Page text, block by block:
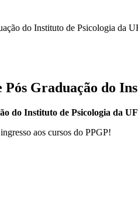
do Instituto de Psicologia da
Pós Graduação do
do Instituto de Psicologia da
aos cursos do PPGP!